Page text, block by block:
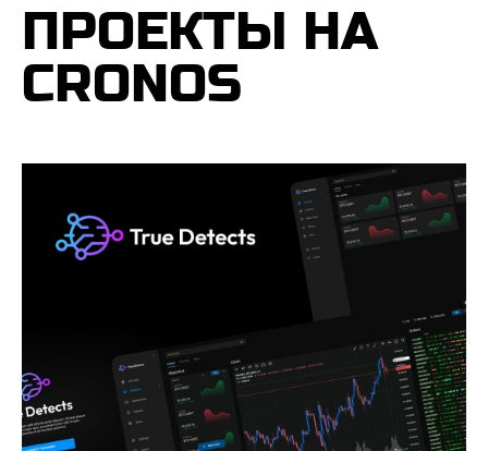
ПРОЕКТЫ НА
CRONOS